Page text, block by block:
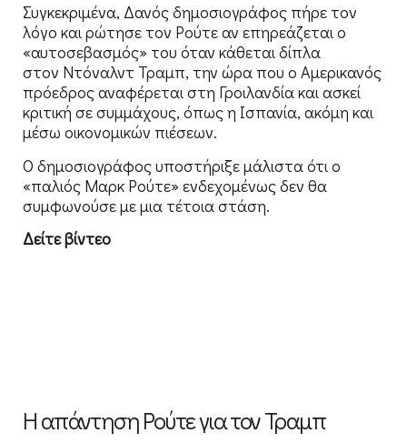
Συγκεκριμένα, Δανός δημοσιογράφος πήρε τον
λόγο και ρώτησε τον Ρούτε αν επηρεάζεται ο
«αυτοσεβασμός» του όταν κάθεται δίπλα
στον Ντόναλντ Τραμπ, την ώρα που ο Αμερικανός
πρόεδρος αναφέρεται στη Γροιλανδία και ασκεί
κριτική σε συμμάχους, όπως η Ισπανία, ακόμη και
μέσω οικονομικών πιέσεων.
Ο δημοσιογράφος υποστήριξε μάλιστα ότι ο
«παλιός Μαρκ Ρούτε» ενδεχομένως δεν θα
συμφωνούσε με μια τέτοια στάση.
Δείτε βίντεο
Η απάντηση Ρούτε για τον Τραμπ